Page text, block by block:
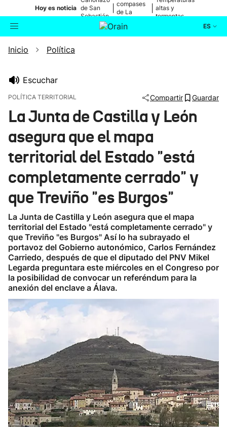
Hoy es noticia de San
Sebastián
compases
de La
altas y
tormentas
ES
Buscador
Ikusmiran
Eguraldia
Inicio Política
Escuchar
POLÍTICA TERRITORIAL Compartir Guardar
La Junta de Castilla y León
asegura que el mapa
territorial del Estado "está
completamente cerrado" y
que Treviño "es Burgos"
La Junta de Castilla y León asegura que el mapa
territorial del Estado "está completamente cerrado" y
que Treviño "es Burgos" Así lo ha subrayado el
portavoz del Gobierno autonómico, Carlos Fernández
Carriedo, después de que el diputado del PNV Mikel
Legarda preguntara este miércoles en el Congreso por
la posibilidad de convocar un referéndum para la
anexión del enclave a Álava.